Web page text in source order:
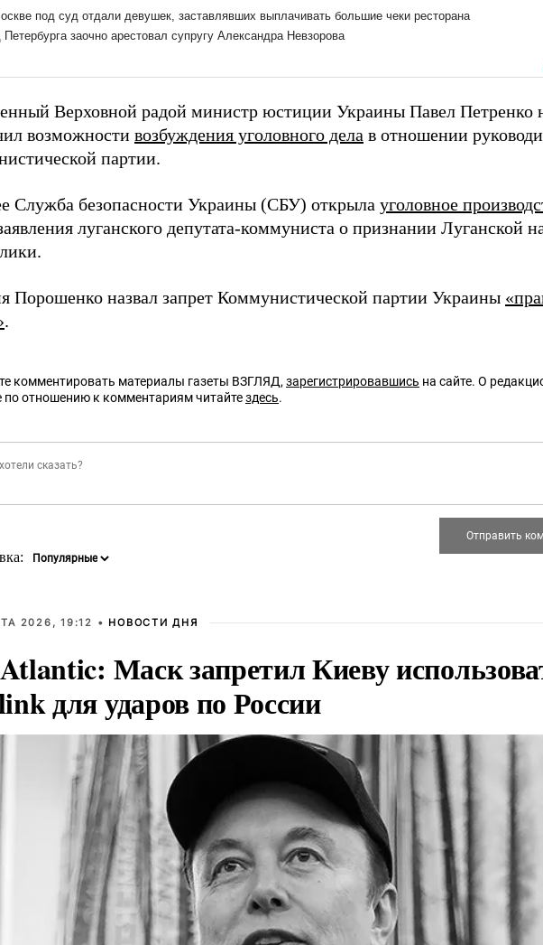
Верховной радой министр юстиции Украины Павел Петренко
возможности возбуждения уголовного дела в отношении
партии.
Служба безопасности Украины (СБУ) открыла уголовное
луганского депутата-коммуниста о признании Луганской
Порошенко назвал запрет Коммунистической партии Украины
.
комментировать материалы газеты ВЗГЛЯД, зарегистрировавшись на сайте. О
по отношению к комментариям читайтездесь.
2026, 19:12 • НОВОСТИ ДНЯ
Маск запретил Киеву
для ударов по России